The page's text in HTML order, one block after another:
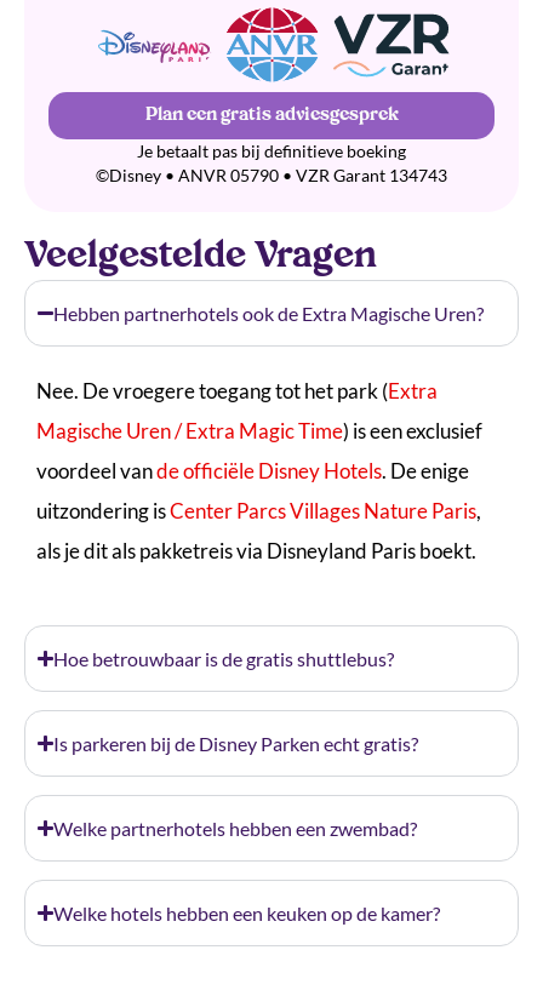
Plan een gratis adviesgesprek
Je betaalt pas bij definitieve boeking
©Disney • ANVR 05790 • VZR Garant 134743
Veelgestelde Vragen
Hebben partnerhotels ook de Extra Magische Uren?
Nee. De vroegere toegang tot het park (Extra
Magische Uren / Extra Magic Time) is een exclusief
voordeel vande officiële Disney Hotels. De enige
uitzondering isCenter Parcs Villages Nature Paris,
als je dit als pakketreis via Disneyland Paris boekt.
Hoe betrouwbaar is de gratis shuttlebus?
Is parkeren bij de Disney Parken echt gratis?
Welke partnerhotels hebben een zwembad?
Welke hotels hebben een keuken op de kamer?